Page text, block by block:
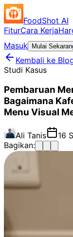
FoodShot AI
FiturCara Kerja
Masuk
Mulai
Kembali ke
Studi Kasus
Pembaruan
Bagaimana
Menu Visual
Ali Tanis 16
Bagikan: